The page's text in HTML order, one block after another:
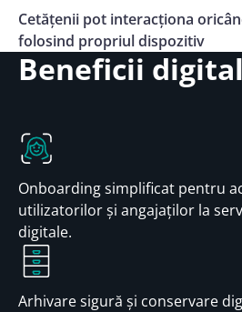
Cetățenii pot interacționa
folosind propriul dispozitiv
Beneficii
Onboarding simplificat pentru
utilizatorilor și angajaților la
digitale.
Arhivare sigură și conservare